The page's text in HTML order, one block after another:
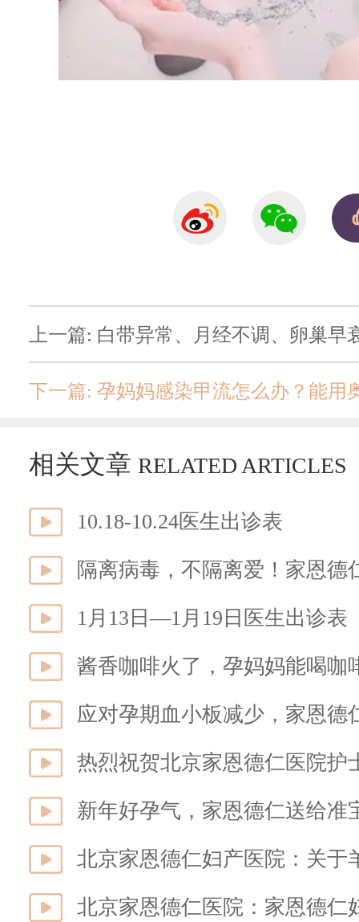
上一篇: 白带异常、月经不调、卵巢
下一篇: 孕妈妈感染甲流怎么办？能用
相关文章 RELATED ARTICLES
10.18-10.24医生出诊表
隔离病毒，不隔离爱！家恩德
1月13日—1月19日医生出诊表
酱香咖啡火了，孕妈妈能喝咖
应对孕期血小板减少，家恩德
新年好孕气，家恩德仁送给准
北京家恩德仁妇产医院：关于